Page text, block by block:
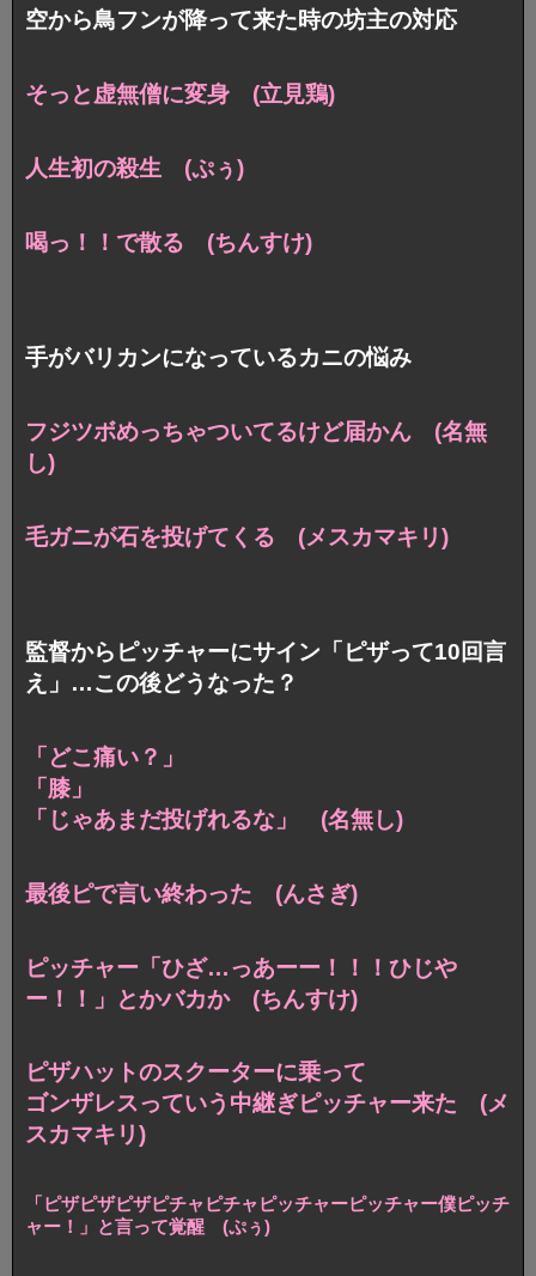
空から鳥フンが降って来た時の坊主の対応
そっと虚無僧に変身 (立見鶏)
人生初の殺生 (ぷぅ)
喝っ！！で散る (ちんすけ)
手がバリカンになっているカニの悩み
フジツボめっちゃついてるけど届かん (名無
し)
毛ガニが石を投げてくる (メスカマキリ)
監督からピッチャーにサイン「ピザって10回言
え」…この後どうなった？
「どこ痛い？」
「膝」
「じゃあまだ投げれるな」 (名無し)
最後ピで言い終わった (んさぎ)
ピッチャー「ひざ…っあーー！！！ひじや
ー！！」とかバカか (ちんすけ)
ピザハットのスクーターに乗って
ゴンザレスっていう中継ぎピッチャー来た (メ
スカマキリ)
「ピザピザピザピチャピチャピッチャーピッチャー僕ピッチ
ャー！」と言って覚醒 (ぷぅ)